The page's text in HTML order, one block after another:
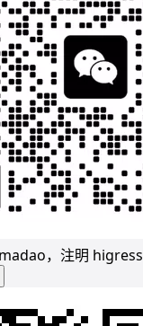
，注明 higress